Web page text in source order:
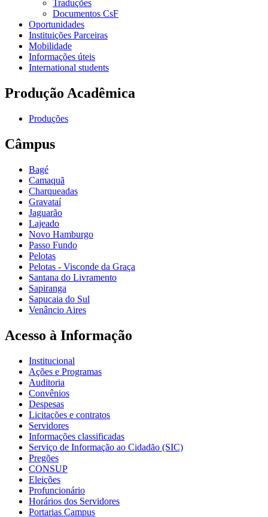
Traduções
Documentos CsF
Oportunidades
Instituições Parceiras
Mobilidade
Informações úteis
International students
Produção Acadêmica
Produções
Câmpus
Bagé
Camaquã
Charqueadas
Gravataí
Jaguarão
Lajeado
Novo Hamburgo
Passo Fundo
Pelotas
Pelotas - Visconde da Graça
Santana do Livramento
Sapiranga
Sapucaia do Sul
Venâncio Aires
Acesso à Informação
Institucional
Ações e Programas
Auditoria
Convênios
Despesas
Licitações e contratos
Servidores
Informações classificadas
Serviço de Informação ao Cidadão (SIC)
Pregões
CONSUP
Eleições
Profuncionário
Horários dos Servidores
Portarias Campus